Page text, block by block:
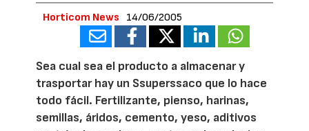
Horticom News 14/06/2005
Sea cual sea el producto a almacenar y
trasportar hay un Ssuperssaco que lo hace
todo fácil. Fertilizante, pienso, harinas,
semillas, áridos, cemento, yeso, aditivos